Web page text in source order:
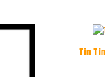
Tin